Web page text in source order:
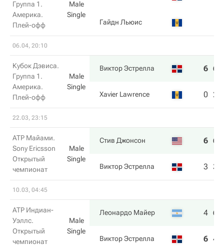
Группа 1.
Америка.
Плей-офф
Male
Single
Гайдн Льюис
06.04, 20:10
Кубок Дэвиса.
Группа 1.
Америка.
Плей-офф
Male
Single
Виктор Эстрелла 6 6
Xavier Lawrence 0 2
22.03, 23:15
ATP Майами.
Sony Ericsson
Открытый
чемпионат
Male
Single
Стив Джонсон 6 6
Виктор Эстрелла 3 3
10.03, 04:45
ATP Индиан-
Уэллс.
Открытый
чемпионат
Male
Single
Леонардо Майер 4 6
Виктор Эстрелла 6 4